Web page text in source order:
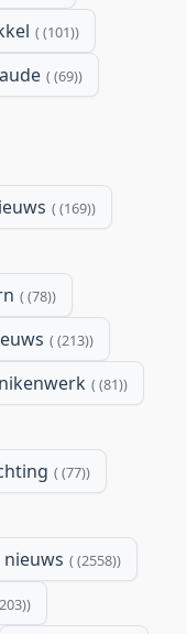
(101)
(69)
(169)
(78)
(213)
(81)
(77)
nieuws (2558)